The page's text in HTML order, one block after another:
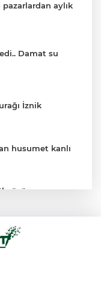
aylık
Damat su
İznik
husumet kanlı
çevre
için 9 günde